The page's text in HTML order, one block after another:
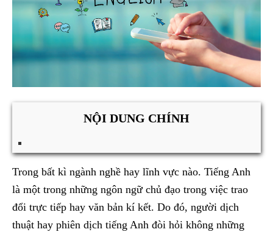
NỘI DUNG CHÍNH
Trong bất kì ngành nghề hay lĩnh vực nào. Tiếng Anh
là một trong những ngôn ngữ chủ đạo trong việc trao
đổi trực tiếp hay văn bản kí kết. Do đó, người dịch
thuật hay phiên dịch tiếng Anh đòi hỏi không những